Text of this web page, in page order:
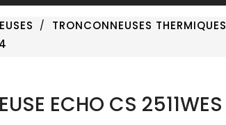
TRONCONNEUSES THERMIQUES
ECHO CS 2511WES